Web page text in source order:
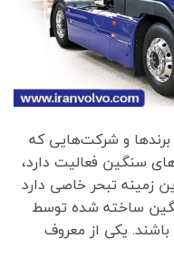
برند‌ها و شرکت‌هایی که
سنگین فعالیت دارد،
زمینه تبحر خاصی دارد
ساخته شده توسط
یکی از معروف